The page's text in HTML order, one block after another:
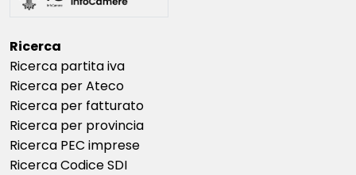
Ricerca
Ricerca partita iva
Ricerca per Ateco
Ricerca per fatturato
Ricerca per provincia
Ricerca PEC imprese
Ricerca Codice SDI